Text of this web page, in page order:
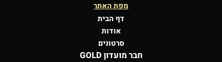
מפת האתר
דף הבית
אודות
סרטונים
חבר מועדון GOLD